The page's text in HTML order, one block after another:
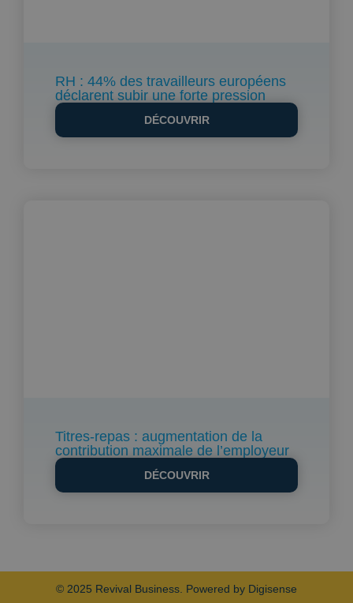
RH : 44% des travailleurs européens
déclarent subir une forte pression
DÉCOUVRIR
Titres-repas : augmentation de la
contribution maximale de l’employeur
DÉCOUVRIR
© 2025 Revival Business. Powered by Digisense